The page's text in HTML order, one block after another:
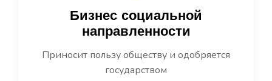
Бизнес социальной
направленности
Приносит пользу обществу и одобряется
государством